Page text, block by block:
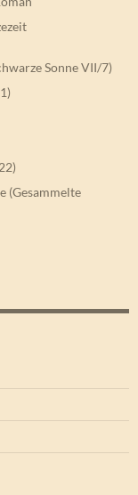
Sonne VII/7)
(Gesammelte